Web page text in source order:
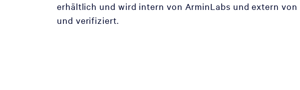
erhältlich und wird intern von ArminLabs und extern
und verifiziert.